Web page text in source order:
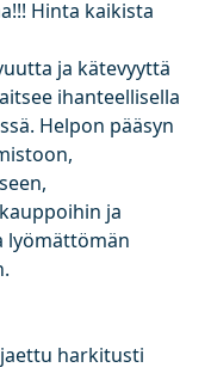
Hinta kaikista
ja kätevyyttä
ihanteellisella
Helpon pääsyn
ja
lyömättömän
harkitusti